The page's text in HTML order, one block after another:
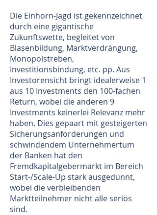
Die Einhorn-Jagd ist gekennzeichnet
durch eine gigantische
Zukunftswette, begleitet von
Blasenbildung, Marktverdrängung,
Monopolstreben,
Investitionsbindung, etc. pp. Aus
Investorensicht bringt idealerweise 1
aus 10 Investments den 100-fachen
Return, wobei die anderen 9
Investments keinerlei Relevanz mehr
haben. Dies gepaart mit gesteigerten
Sicherungsanforderungen und
schwindendem Unternehmertum
der Banken hat den
Fremdkapitalgebermarkt im Bereich
Start-/Scale-Up stark ausgedünnt,
wobei die verbleibenden
Marktteilnehmer nicht alle seriös
sind.